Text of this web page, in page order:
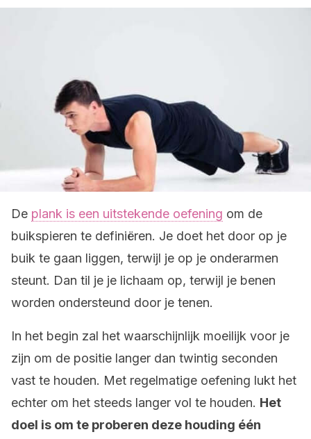
De plank is een uitstekende oefening om de
buikspieren te definiëren. Je doet het door op je
buik te gaan liggen, terwijl je op je onderarmen
steunt. Dan til je je lichaam op, terwijl je benen
worden ondersteund door je tenen.
In het begin zal het waarschijnlijk moeilijk voor je
zijn om de positie langer dan twintig seconden
vast te houden. Met regelmatige oefening lukt het
echter om het steeds langer vol te houden. Het
doel is om te proberen deze houding één